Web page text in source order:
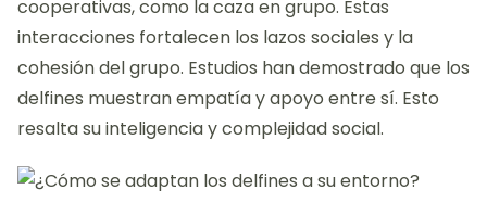
cooperativas, como la caza en grupo. Estas
interacciones fortalecen los lazos sociales y la
cohesión del grupo. Estudios han demostrado que los
delfines muestran empatía y apoyo entre sí. Esto
resalta su inteligencia y complejidad social.